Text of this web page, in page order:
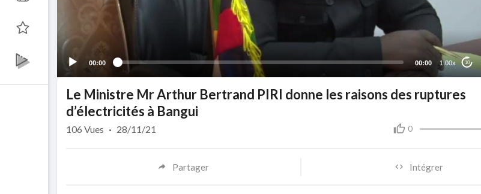
00:00 00:00 1.00x 10
Le Ministre Mr Arthur Bertrand PIRI donne les raisons des ruptures
d’électricités à Bangui
0
106 Vues · 28/11/21
Partager Intégrer